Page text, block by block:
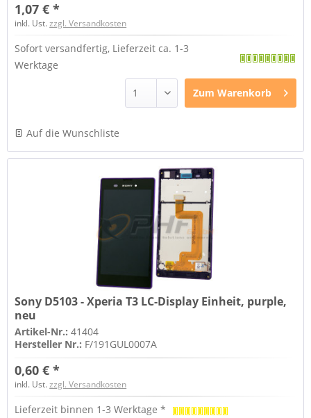
1,07 € *
inkl. Ust.zzgl. Versandkosten
Sofort versandfertig, Lieferzeit ca. 1-3
Werktage
Zum Warenkorb
Auf die Wunschliste
Sony D5103 - Xperia T3 LC-Display Einheit, purple,
neu
Artikel-Nr.:41404
Hersteller Nr.: F/191GUL0007A
0,60 € *
inkl. Ust.zzgl. Versandkosten
Lieferzeit binnen 1-3 Werktage *